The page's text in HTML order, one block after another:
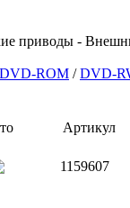
приводы -
DVD-ROM /DVD-
Артикул
1159607